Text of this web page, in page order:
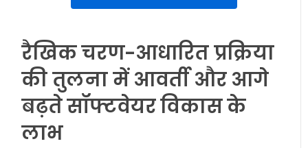
रैखिक चरण-आधारित प्रक्रिया
की तुलना में आवर्ती और आगे
बढ़ते सॉफ्टवेयर विकास के
लाभ